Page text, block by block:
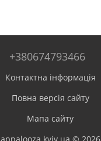
+380674793466
Контактна інформація
Повна версія сайту
Мапа сайту